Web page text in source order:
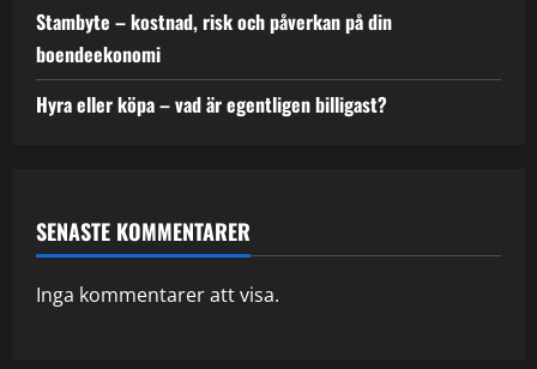
Stambyte – kostnad, risk och påverkan på din
boendeekonomi
Hyra eller köpa – vad är egentligen billigast?
SENASTE KOMMENTARER
Inga kommentarer att visa.